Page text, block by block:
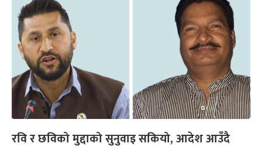
रवि र छविको मुद्दाको सुनुवाइ सकियो, आदेश आउँदै